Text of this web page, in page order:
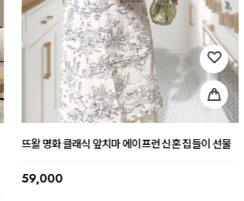
웨딩 석고 빅베어 커스텀 방향제 커플 결혼선물